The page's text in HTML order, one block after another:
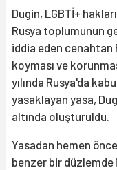
Dugin, LGBTİ+
Rusya toplumunun
iddia eden cenahtan
koyması ve
yılında Rusya'da
yasaklayan yasa,
altında oluşturuldu.
Yasadan hemen
benzer bir düzlemde